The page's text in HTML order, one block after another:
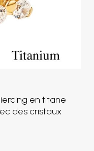
en titane
des cristaux